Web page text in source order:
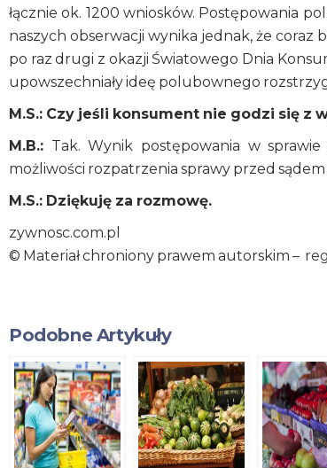
łącznie ok. 1200 wniosków. Postępowania
naszych obserwacji wynika jednak, że
po raz drugi z okazji Światowego Dnia
upowszechniały ideę polubownego
M.S.: Czy jeśli konsument nie godzi się z
M.B.: Tak. Wynik postępowania w
możliwości rozpatrzenia sprawy przed
M.S.: Dziękuję za rozmowę.
zywnosc.com.pl
© Materiał chroniony prawem autorskim –
Podobne Artykuły